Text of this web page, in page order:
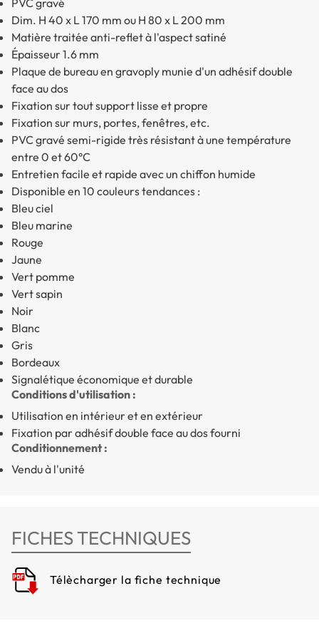
Dim. H 40 x L 170 mm ou H 80 x L 200 mm
Matière traitée anti-reflet à l'aspect satiné
Épaisseur 1.6 mm
Plaque de bureau en gravoply munie d'un adhésif double
face au dos
Fixation sur tout support lisse et propre
Fixation sur murs, portes, fenêtres, etc.
PVC gravé semi-rigide très résistant à une température
entre 0 et 60°C
Entretien facile et rapide avec un chiffon humide
Disponible en 10 couleurs tendances :
Bleu ciel
Bleu marine
Rouge
Jaune
Vert pomme
Vert sapin
Noir
Blanc
Gris
Bordeaux
Signalétique économique et durable
Conditions d'utilisation :
Utilisation en intérieur et en extérieur
Fixation par adhésif double face au dos fourni
Conditionnement :
Vendu à l'unité
FICHES TECHNIQUES
Télècharger la fiche technique